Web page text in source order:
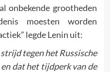
onbekende grootheden
moesten worden
legde Lenin uit:
tegen het Russische
dat het tijdperk van de